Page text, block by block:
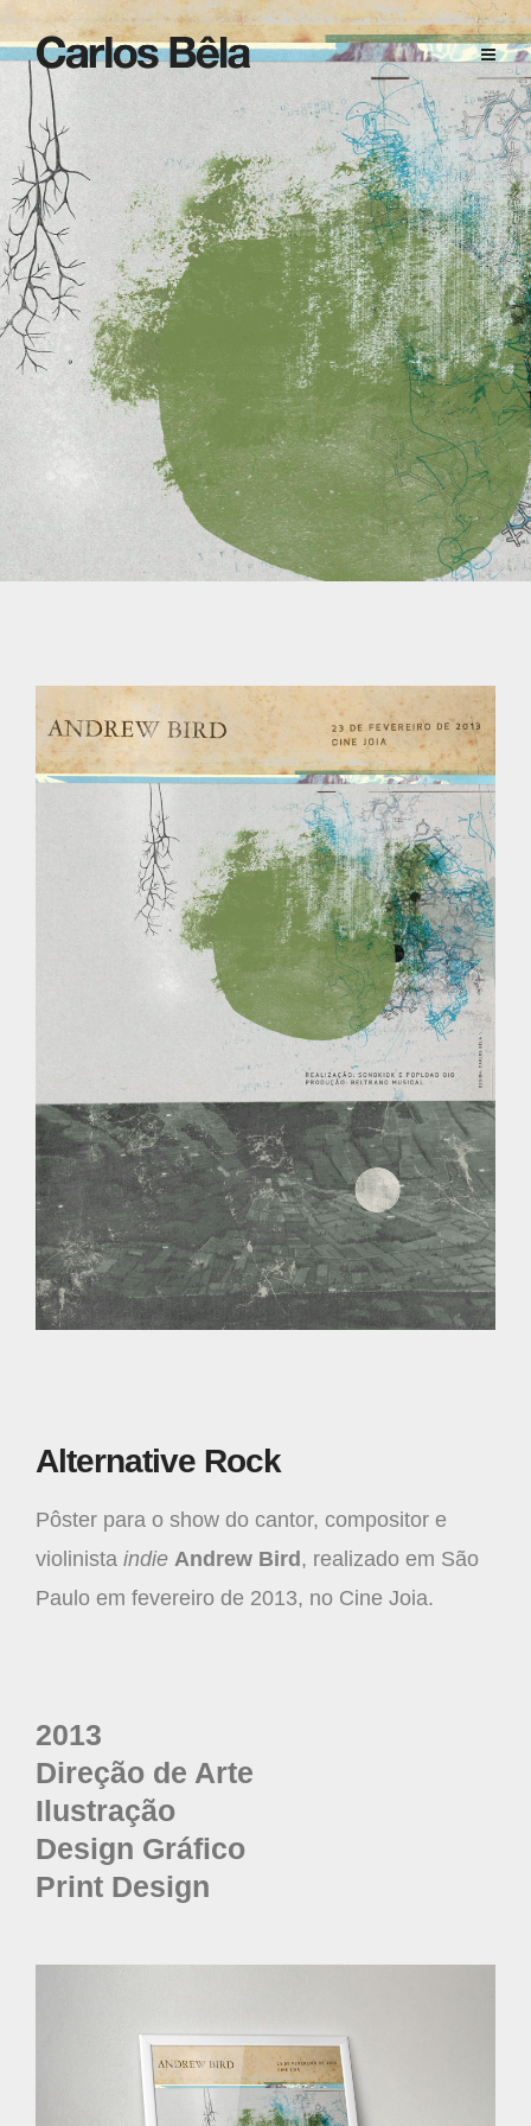
Alternative Rock
Pôster para o show do cantor, compositor e
violinista indie Andrew Bird, realizado em São
Paulo em fevereiro de 2013, no Cine Joia.
2013
Direção de Arte
Ilustração
Design Gráfico
Print Design